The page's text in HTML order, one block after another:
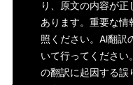
り、原文の内容が
あります。重要な情
照ください。AI翻訳
いて行ってくださ
の翻訳に起因する誤
カリフォルニアの透明
アクセシビリティ・ス